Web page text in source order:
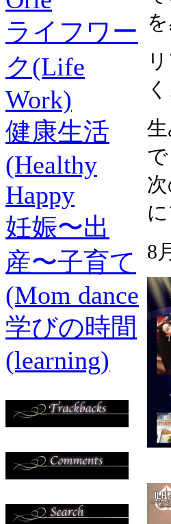
ライフワー
ク(Life
Work)
健康生活
(Healthy
Happy
妊娠〜出
産〜子育て
(Mom dance
学びの時間
(learning)
8